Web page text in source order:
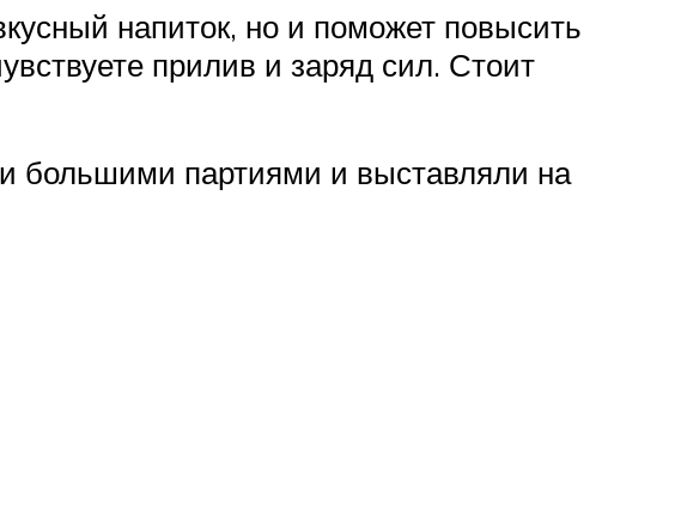
напиток, но и поможет повысить
прилив и заряд сил. Стоит
большими партиями и выставляли на